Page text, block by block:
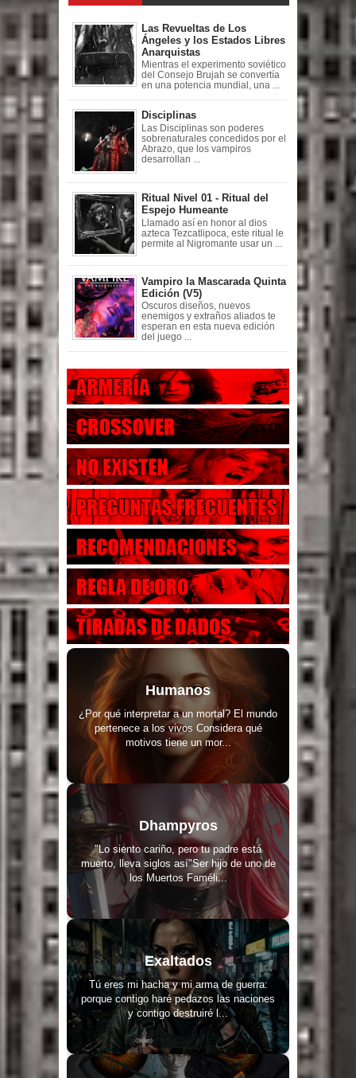
Las Revueltas de Los
Ángeles y los Estados Libres
Anarquistas
Mientras el experimento soviético
del Consejo Brujah se convertía
en una potencia mundial, una ...
Disciplinas
Las Disciplinas son poderes
sobrenaturales concedidos por el
Abrazo, que los vampiros
desarrollan ...
Ritual Nivel 01 - Ritual del
Espejo Humeante
Llamado así en honor al dios
azteca Tezcatlipoca, este ritual le
permite al Nigromante usar un ...
Vampiro la Mascarada Quinta
Edición (V5)
Oscuros diseños, nuevos
enemigos y extraños aliados te
esperan en esta nueva edición
del juego ...
Humanos
¿Por qué interpretar a un mortal? El mundo
pertenece a los vivos Considera qué
motivos tiene un mor...
Dhampyros
"Lo siento cariño, pero tu padre está
muerto, lleva siglos así"Ser hijo de uno de
los Muertos Faméli...
Exaltados
Tú eres mi hacha y mi arma de guerra:
porque contigo haré pedazos las naciones
y contigo destruiré l...